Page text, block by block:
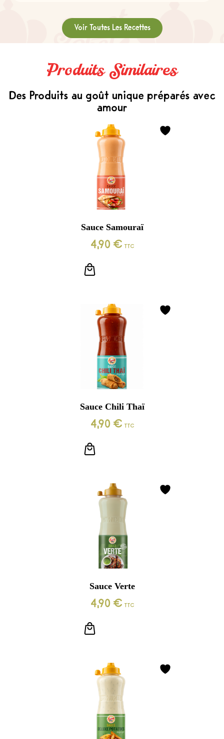
Voir Toutes Les Recettes
Produits Similaires
Des Produits au goût unique préparés avec
amour
Sauce Samouraï
4,90 € TTC
Sauce Chili Thaï
4,90 € TTC
Sauce Verte
4,90 € TTC